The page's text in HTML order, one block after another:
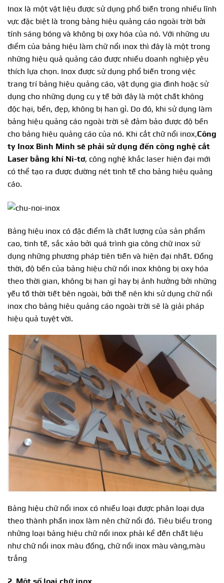
Inox là một vật liệu được sử dụng phổ biến trong nhiều lĩnh
vực đặc biệt là trong bảng hiệu quảng cáo ngoài trời bởi
tính sáng bóng và không bị oxy hóa của nó. Với những ưu
điểm của bảng hiệu làm chữ nổi inox thì đây là một trong
những hiệu quả quảng cáo được nhiều doanh nghiệp yêu
thích lựa chọn. Inox được sử dụng phổ biến trong việc
trang trí bảng hiệu quảng cáo, vật dụng gia đình hoặc sử
dụng cho những dụng cụ y tế bởi đây là một chất không
độc hại, bền, đẹp, không bị han gỉ. Do đó, khi sử dụng làm
bảng hiệu quảng cáo ngoài trời sẽ đảm bảo được độ bền
cho bảng hiệu quảng cáo của nó. Khi cắt chữ nổi inox,Công
ty Inox Bình Minh sẽ phải sử dụng đến công nghệ cắt
Laser bằng khí Ni-tơ, công nghệ khắc laser hiện đại mới
có thể tạo ra được đường nét tinh tế cho bảng hiệu quảng
cáo.
Bảng hiệu inox có đặc điểm là chất lượng của sản phẩm
cao, tinh tế, sắc xảo bởi quá trình gia công chữ inox sử
dụng những phương pháp tiên tiến và hiện đại nhất. Đồng
thời, độ bền của bảng hiệu chữ nổi inox không bị oxy hóa
theo thời gian, không bị han gỉ hay bị ảnh hưởng bởi những
yếu tố thời tiết bên ngoài, bởi thế nên khi sử dụng chữ nổi
inox cho bảng hiệu quảng cáo ngoài trời sẽ là giải pháp
hiệu quả tuyệt vời.
Bảng hiệu chữ nổi inox có nhiều loại được phân loại dựa
theo thành phần inox làm nên chữ nổi đó. Tiêu biểu trong
những loại bảng hiệu chữ nổi inox phải kể đến chất liệu
như chữ nổi inox màu đồng, chữ nổi inox màu vàng,màu
trắng